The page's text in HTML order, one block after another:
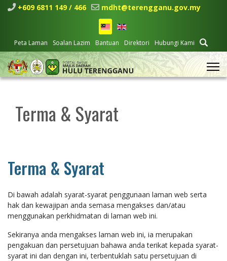
+609 6811 149 / 466 mdht@terengganu.gov.my
Peta Laman Soalan Lazim Bantuan Direktori Hubungi Kami
Terma & Syarat
Terma & Syarat
Di bawah adalah syarat-syarat penggunaan laman web serta
hak dan kewajipan anda semasa mengakses dan/atau
menggunakan perkhidmatan di laman web ini.
Sekiranya anda mengakses laman web ini, ia merupakan
pengakuan dan persetujuan bahawa anda terikat kepada syarat-
syarat ini dan dengan ini, terbentuklah satu persetujuan di